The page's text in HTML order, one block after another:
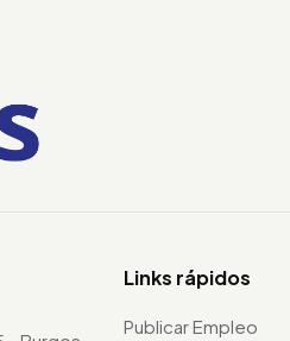
Links rápidos
Publicar Empleo